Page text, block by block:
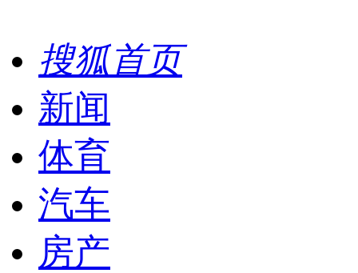
搜狐首页
新闻
体育
汽车
房产